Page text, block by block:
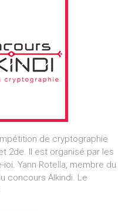
de cryptographie
2de. Il est organisé par les
Yann Rotella, membre du
concours Alkindi. Le